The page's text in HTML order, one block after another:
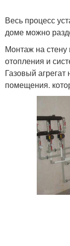
Весь процесс
доме можно
Монтаж на
отопления и
Газовый
помещения.